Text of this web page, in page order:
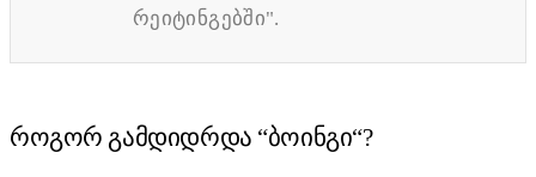
რეიტინგებში".
როგორ გამდიდრდა “ბოინგი“?